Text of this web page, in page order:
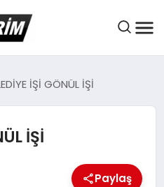
İŞİ GÖNÜL İŞİ
İŞİ
Paylaş